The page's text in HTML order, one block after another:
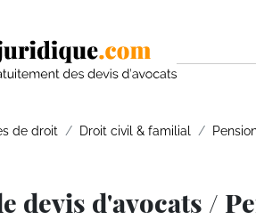
de droit Droit civil & familial
devis d'avocats /